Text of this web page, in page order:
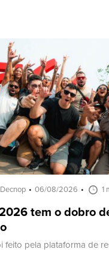
06/08/2026 1
tem o dobro
feito pela plataforma de